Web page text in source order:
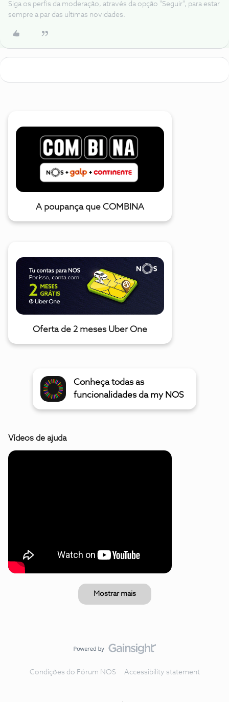
Siga os perfis da moderação, através da opção "Seguir", para estar
sempre a par das ultimas novidades.
A poupança que COMBINA
Oferta de 2 meses Uber One
Conheça todas as
funcionalidades da my NOS
Vídeos de ajuda
Mostrar mais
Condições do Fórum NOS Accessibility statement